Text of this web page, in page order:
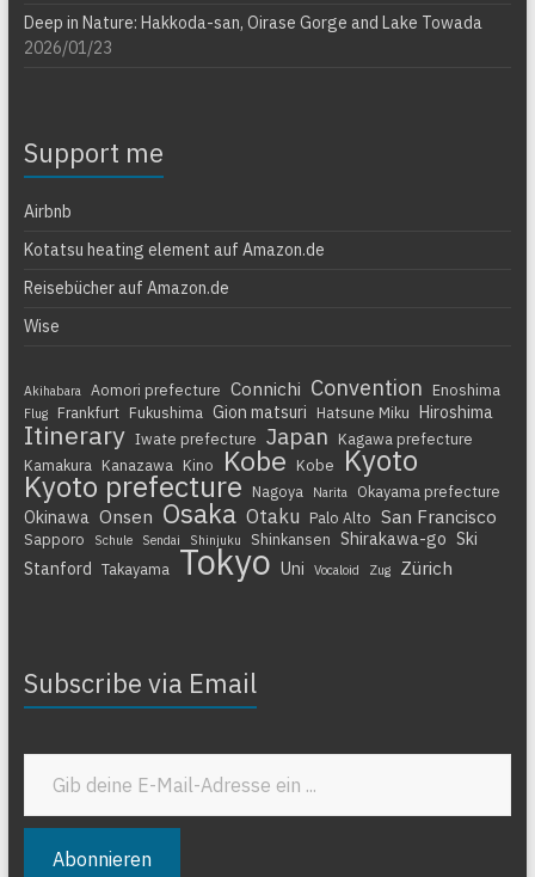
Deep in Nature: Hakkoda-san, Oirase Gorge and Lake Towada
2026/01/23
Support me
Airbnb
Kotatsu heating element auf Amazon.de
Reisebücher auf Amazon.de
Wise
Akihabara Aomori prefecture Connichi Convention Enoshima
Flug Frankfurt Fukushima Gion matsuri Hatsune Miku Hiroshima
Itinerary Iwate prefecture Japan
Kagawa prefecture
Kamakura
Kanazawa Kino Kobe Kobe Kyoto
Kyoto prefecture Nagoya Narita Okayama prefecture
Okinawa Onsen Osaka Otaku Palo Alto San Francisco
Sapporo Schule Sendai Shinjuku Shinkansen Shirakawa-go Ski
Stanford Takayama Tokyo Uni Vocaloid Zug Zürich
Subscribe via Email
Gib deine E-Mail-Adresse ein ...
Abonnieren